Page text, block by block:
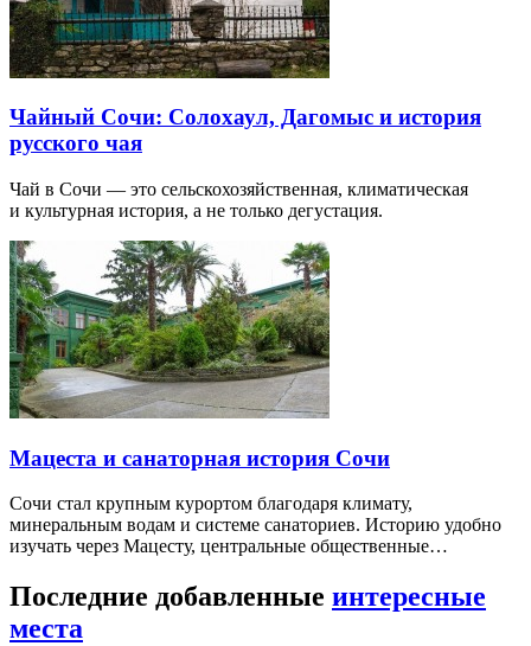
Чайный Сочи: Солохаул, Дагомыс и история
русского чая
Чай в Сочи — это сельскохозяйственная, климатическая
и культурная история, а не только дегустация.
Мацеста и санаторная история Сочи
Сочи стал крупным курортом благодаря климату,
минеральным водам и системе санаториев. Историю удобно
изучать через Мацесту, центральные общественные…
Последние добавленные интересные
места